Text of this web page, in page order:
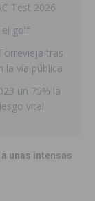
Test 2026
el golf
tras
la vía pública
un 75% la
vital
unas intensas